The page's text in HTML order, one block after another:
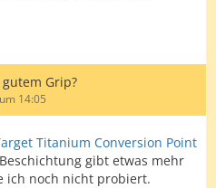
Grip?
14:05
Titanium Conversion Point
gibt etwas mehr
ich noch nicht probiert.